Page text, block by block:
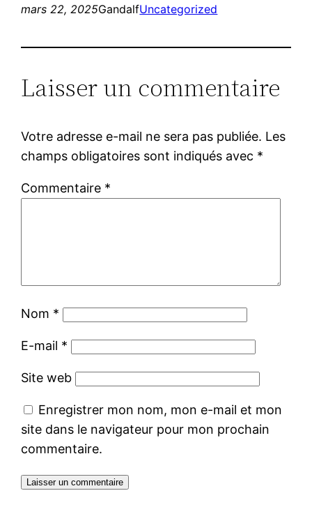
mars 22, 2025GandalfUncategorized
Laisser un commentaire
Votre adresse e-mail ne sera pas publiée. Les
champs obligatoires sont indiqués avec *
Commentaire *
Nom *
E-mail *
Site web
Enregistrer mon nom, mon e-mail et mon
site dans le navigateur pour mon prochain
commentaire.